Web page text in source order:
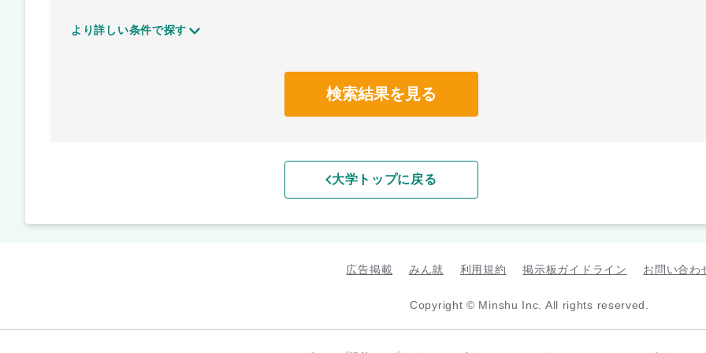
より詳しい条件で探す
検索結果を見る
大学トップに戻る
広告掲載 みん就 利用規約 掲示板ガイドライン お問い合わ
Copyright © Minshu Inc. All rights reserved.